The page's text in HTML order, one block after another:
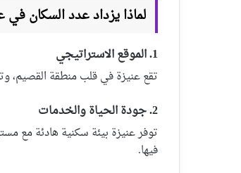
لماذا يزداد عدد السكان في
1. الموقع الاستراتيجي
تقع عنيزة في قلب منطقة القصيم،
2. جودة الحياة والخدمات
توفر عنيزة بيئة سكنية هادئة مع
فيها.